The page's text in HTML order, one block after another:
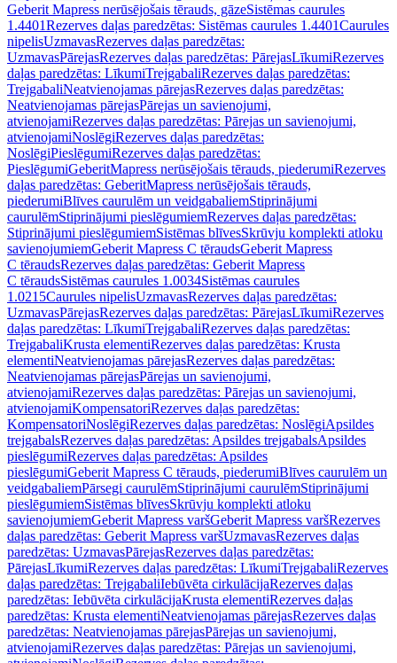
Geberit Mapress nerūsējošais tērauds, gāzeSistēmas caurules
1.4401Rezerves daļas paredzētas: Sistēmas caurules 1.4401Caurules
nipelisUzmavasRezerves daļas paredzētas:
UzmavasPārejasRezerves daļas paredzētas: PārejasLīkumiRezerves
daļas paredzētas: LīkumiTrejgabaliRezerves daļas paredzētas:
TrejgabaliNeatvienojamas pārejasRezerves daļas paredzētas:
Neatvienojamas pārejasPārejas un savienojumi,
atvienojamiRezerves daļas paredzētas: Pārejas un savienojumi,
atvienojamiNoslēgiRezerves daļas paredzētas:
NoslēgiPieslēgumiRezerves daļas paredzētas:
PieslēgumiGeberitMapress nerūsējošais tērauds, piederumiRezerves
daļas paredzētas: GeberitMapress nerūsējošais tērauds,
piederumiBlīves caurulēm un veidgabaliemStiprinājumi
caurulēmStiprinājumi pieslēgumiemRezerves daļas paredzētas:
Stiprinājumi pieslēgumiemSistēmas blīvesSkrūvju komplekti atloku
savienojumiemGeberit Mapress C tēraudsGeberit Mapress
C tēraudsRezerves daļas paredzētas: Geberit Mapress
C tēraudsSistēmas caurules 1.0034Sistēmas caurules
1.0215Caurules nipelisUzmavasRezerves daļas paredzētas:
UzmavasPārejasRezerves daļas paredzētas: PārejasLīkumiRezerves
daļas paredzētas: LīkumiTrejgabaliRezerves daļas paredzētas:
TrejgabaliKrusta elementiRezerves daļas paredzētas: Krusta
elementiNeatvienojamas pārejasRezerves daļas paredzētas:
Neatvienojamas pārejasPārejas un savienojumi,
atvienojamiRezerves daļas paredzētas: Pārejas un savienojumi,
atvienojamiKompensatoriRezerves daļas paredzētas:
KompensatoriNoslēgiRezerves daļas paredzētas: NoslēgiApsildes
trejgabalsRezerves daļas paredzētas: Apsildes trejgabalsApsildes
pieslēgumiRezerves daļas paredzētas: Apsildes
pieslēgumiGeberit Mapress C tērauds, piederumiBlīves caurulēm un
veidgabaliemPārsegi caurulēmStiprinājumi caurulēmStiprinājumi
pieslēgumiemSistēmas blīvesSkrūvju komplekti atloku
savienojumiemGeberit Mapress varšGeberit Mapress varšRezerves
daļas paredzētas: Geberit Mapress varšUzmavasRezerves daļas
paredzētas: UzmavasPārejasRezerves daļas paredzētas:
PārejasLīkumiRezerves daļas paredzētas: LīkumiTrejgabaliRezerves
daļas paredzētas: TrejgabaliIebūvēta cirkulācijaRezerves daļas
paredzētas: Iebūvēta cirkulācijaKrusta elementiRezerves daļas
paredzētas: Krusta elementiNeatvienojamas pārejasRezerves daļas
paredzētas: Neatvienojamas pārejasPārejas un savienojumi,
atvienojamiRezerves daļas paredzētas: Pārejas un savienojumi,